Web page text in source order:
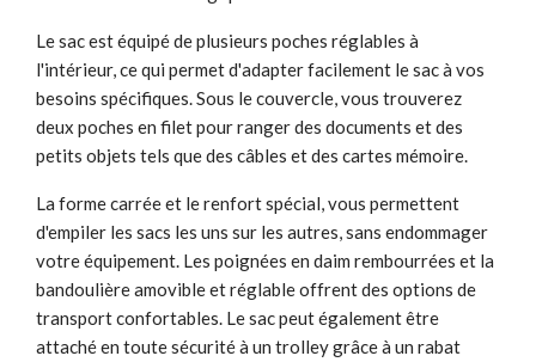
Le sac est équipé de plusieurs poches réglables à
l'intérieur, ce qui permet d'adapter facilement le sac à vos
besoins spécifiques. Sous le couvercle, vous trouverez
deux poches en filet pour ranger des documents et des
petits objets tels que des câbles et des cartes mémoire.
La forme carrée et le renfort spécial, vous permettent
d'empiler les sacs les uns sur les autres, sans endommager
votre équipement. Les poignées en daim rembourrées et la
bandoulière amovible et réglable offrent des options de
transport confortables. Le sac peut également être
attaché en toute sécurité à un trolley grâce à un rabat